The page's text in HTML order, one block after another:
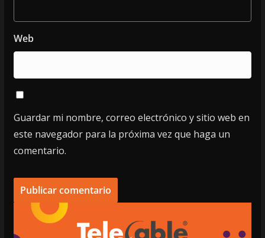
Web
Guardar mi nombre, correo electrónico y sitio web en
este navegador para la próxima vez que haga un
comentario.